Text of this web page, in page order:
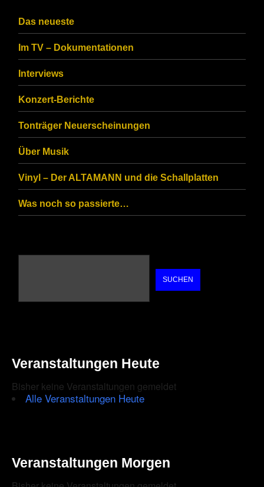
CAPTCHA
ensure
that
you
are
human.
Das neueste
Im TV – Dokumentationen
Interviews
Konzert-Berichte
Tonträger Neuerscheinungen
Über Musik
Vinyl – Der ALTAMANN und die Schallplatten
Was noch so passierte…
SUCHEN
Veranstaltungen Heute
Bisher keine Veranstaltungen gemeldet
Alle Veranstaltungen Heute
Veranstaltungen Morgen